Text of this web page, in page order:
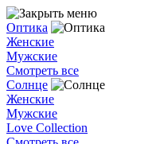
Оптика
Женские
Мужские
Смотреть все
Солнце
Женские
Мужские
Love Collection